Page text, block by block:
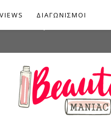
ΔΙΑΓΩΝΙΣΜΟΙ
services and to analyze